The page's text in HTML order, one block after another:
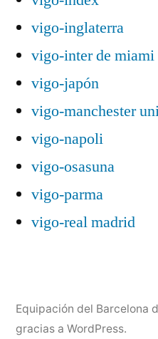
vigo-inglaterra
vigo-inter de miami
vigo-japón
vigo-manchester
vigo-napoli
vigo-osasuna
vigo-parma
vigo-real madrid
Equipación del Barcelona
gracias a WordPress.